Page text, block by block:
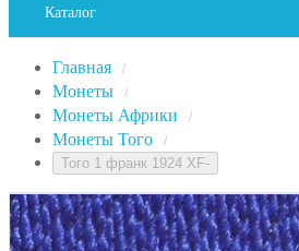
Каталог
Главная /
Монеты /
Монеты Африки /
Монеты Того /
Того 1 франк 1924 XF-